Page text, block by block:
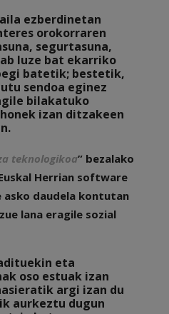
ezberdinetan
orokorraren
segurtasuna,
luze bat ekarriko
batetik; bestetik,
sendoa eginez
bilakatuko
izan ditzakeen
teknologikoa” bezalako
Herrian software
asko daudela kontutan
lana eragile sozial
eta
oso estuak izan
argi izan du
aurkeztu dugun